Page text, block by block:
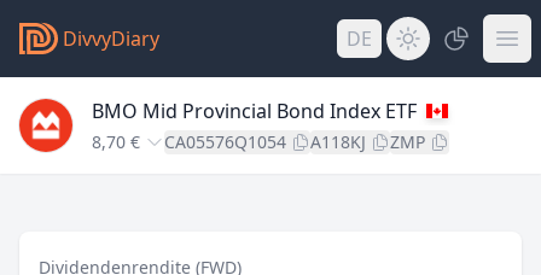
DivvyDiary DE
BMO Mid Provincial Bond Index ETF
8,70 € CA05576Q1054 A118KJ ZMP
Dividendenrendite (FWD)